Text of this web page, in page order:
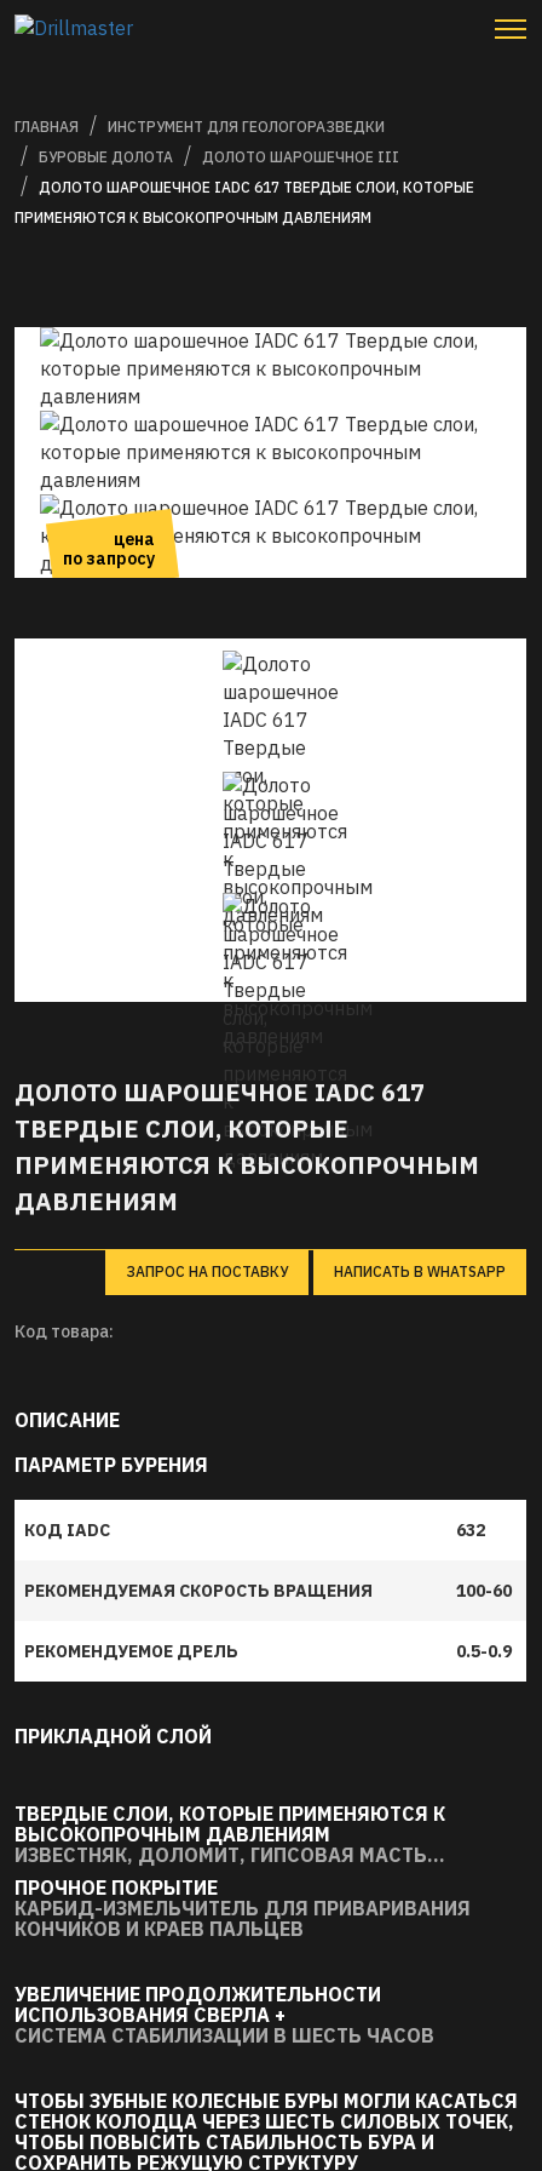
ГЛАВНАЯ
ИНСТРУМЕНТ ДЛЯ ГЕОЛОГОРАЗВЕДКИ
БУРОВЫЕ ДОЛОТА
ДОЛОТО ШАРОШЕЧНОЕ III
ДОЛОТО ШАРOШЕЧНОЕ IADC 617 ТВЕРДЫЕ СЛОИ, КОТОРЫЕ
ПРИМЕНЯЮТСЯ К ВЫСОКОПРОЧНЫМ ДАВЛЕНИЯМ
ДОЛОТО ШАРOШЕЧНОЕ IADC 617
ТВЕРДЫЕ СЛОИ, КОТОРЫЕ
ПРИМЕНЯЮТСЯ К ВЫСОКОПРОЧНЫМ
ДАВЛЕНИЯМ
ЗАПРОС НА ПОСТАВКУ НАПИСАТЬ В WHATSAPP
Код товара:
ОПИСАНИЕ
ПАРАМЕТР БУРЕНИЯ
КОД IADC 632
РЕКОМЕНДУЕМАЯ СКОРОСТЬ ВРАЩЕНИЯ 100-60
РЕКОМЕНДУЕМОЕ ДРЕЛЬ 0.5-0.9
ПРИКЛАДНОЙ СЛОЙ
ТВЕРДЫЕ СЛОИ, КОТОРЫЕ ПРИМЕНЯЮТСЯ К
ВЫСОКОПРОЧНЫМ ДАВЛЕНИЯМ
ИЗВЕСТНЯК, ДОЛОМИТ, ГИПСОВАЯ МАСТЬ...
ПРОЧНОЕ ПОКРЫТИЕ
КАРБИД-ИЗМЕЛЬЧИТЕЛЬ ДЛЯ ПРИВАРИВАНИЯ
КОНЧИКОВ И КРАЕВ ПАЛЬЦЕВ
УВЕЛИЧЕНИЕ ПРОДОЛЖИТЕЛЬНОСТИ
ИСПОЛЬЗОВАНИЯ СВЕРЛА +
СИСТЕМА СТАБИЛИЗАЦИИ В ШЕСТЬ ЧАСОВ
ЧТОБЫ ЗУБНЫЕ КОЛЕСНЫЕ БУРЫ МОГЛИ КАСАТЬСЯ
СТЕНОК КОЛОДЦА ЧЕРЕЗ ШЕСТЬ СИЛОВЫХ ТОЧЕК,
ЧТОБЫ ПОВЫСИТЬ СТАБИЛЬНОСТЬ БУРА И
СОХРАНИТЬ РЕЖУЩУЮ СТРУКТУРУ
цена
по запросу